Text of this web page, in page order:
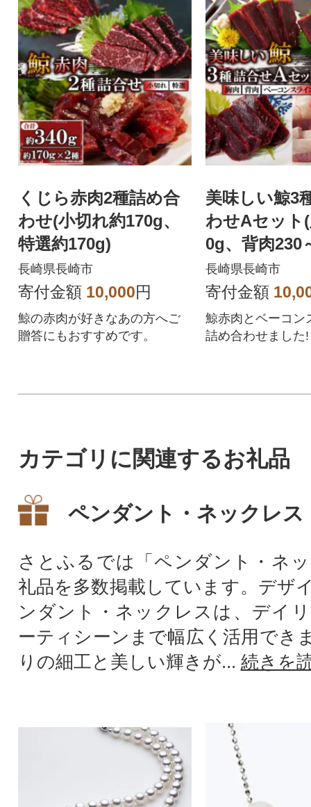
くじら赤肉2種詰め合
わせ(小切れ約170g、
特選約170g)
長崎県長崎市
寄付金額 10,000円
鯨の赤肉が好きなあの方へご
贈答にもおすすめです。
美味しい鯨3
わせAセット
0g、背肉230
ベーコンス
g)
長崎県長崎市
寄付金額
鯨赤肉とベーコン
詰め合わせました!
カテゴリに関連するお礼品
ペンダント・ネックレス
さとふるでは「ペンダント・ネ
礼品を多数掲載しています。デザ
ンダント・ネックレスは、デイ
ーティシーンまで幅広く活用でき
りの細工と美しい輝きが... 続きを